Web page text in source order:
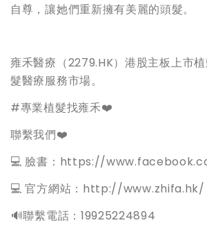
自尊，讓她們重新擁有美麗的頭髮。
雍禾醫療（2279.HK）港股主板上市
髮醫療服務市場。
#專業植髮找雍禾❤️
聯繫我們❤️
💻 臉書：https://
💻 官方網站：http://www.zhifa.hk/
️🔊聯繫電話：19925224894